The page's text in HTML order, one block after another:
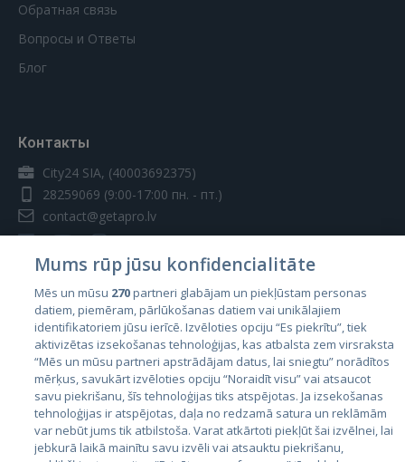
Обратная связь
Вопросы и Ответы
Блог
Контакты
City24 SIA, (40003692375)
28259069 (9:00-17:00 пн. - пт.)
contact@getapro.lv
Страны
Эстония
Латвия
Литва
Mums rūp jūsu konfidencialitāte
Mēs un mūsu 270partneri glabājam un piekļūstam personas
datiem, piemēram, pārlūkošanas datiem vai unikālajiem
identifikatoriem jūsu ierīcē. Izvēloties opciju “Es piekrītu”, tiek
aktivizētas izsekošanas tehnoloģijas, kas atbalsta zem virsraksta
“Mēs un mūsu partneri apstrādājam datus, lai sniegtu” norādītos
mērķus, savukārt izvēloties opciju “Noraidīt visu” vai atsaucot
savu piekrišanu, šīs tehnoloģijas tiks atspējotas. Ja izsekošanas
tehnoloģijas ir atspējotas, daļa no redzamā satura un reklāmām
var nebūt jums tik atbilstoša. Varat atkārtoti piekļūt šai izvēlnei, lai
jebkurā laikā mainītu savu izvēli vai atsauktu piekrišanu,